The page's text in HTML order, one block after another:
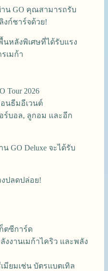
น GO คุณสามารถรับ
งก์ชาร์จด้วย!
หลังพิเศษที่ได้รับแรง
เมก้า
Tour 2026
นธีมอีเวนต์
ร์บอล, ลูกอม และอีก
GO Deluxe จะได้รับ
ปลดปล่อย!
ตซีการ์ด
งงานเมก้าไคริว และพลัง
มียมเช่น บัตรแบตเทิล